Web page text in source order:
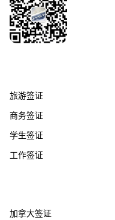
旅游签证
商务签证
学生签证
工作签证
加拿大签证